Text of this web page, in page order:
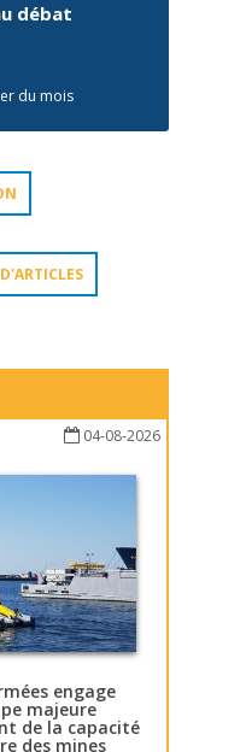
débat
du mois
04-08-2026
engage
majeure
de la capacité
des mines